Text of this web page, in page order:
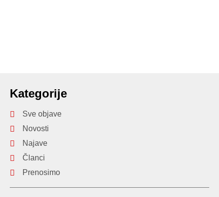
Kategorije
Sve objave
Novosti
Najave
Članci
Prenosimo